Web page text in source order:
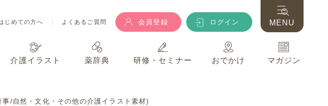
じめての方へ よくあるご質問 会員登録 ログイン
介護イラスト 薬辞典 研修・セミナー おでかけ マガジン
MENU
/自然・文化・その他の介護イラスト素材)